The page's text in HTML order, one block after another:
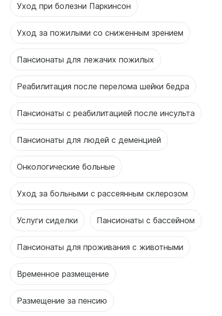
Уход при болезни Паркинсон
Уход за пожилыми со сниженным зрением
Пансионаты для лежачих пожилых
Реабилитация после перелома шейки бедра
Пансионаты с реабилитацией после инсульта
Пансионаты для людей с деменцией
Онкологические больные
Уход за больными с рассеянным склерозом
Услуги сиделки Пансионаты с бассейном
Пансионаты для проживания с животными
Временное размещение
Размещение за пенсию